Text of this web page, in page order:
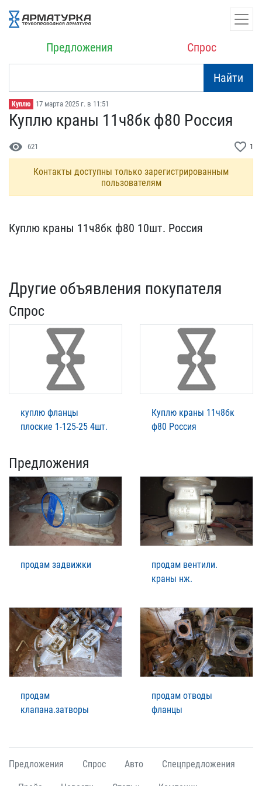
Предложения Спрос
Найти
Куплю 17 марта 2025 г. в 11:51
Куплю краны 11ч8бк ф80 Р​оссия
visibility 621 favorite_border 1
Контакты доступны только зарегистрированным
пользователям
Куплю краны 11ч8бк ф80 1​0шт. Россия
Другие объявления покупателя
Спрос
куплю фланцы
плоские 1-125-25 4шт.
Куплю краны 11ч8бк
ф80 Россия
Предложения
продам задвижки
продам вентили.
краны нж.
продам
клапана.затворы
продам отводы
фланцы
Предложения Спрос Авто Спецпредложения